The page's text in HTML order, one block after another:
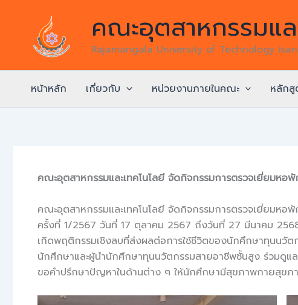
content
คณะอุตสาหกรรมแล
Rajamangala University of Technology
หน้าหลัก เกี่ยวกับ หน่วยงานภายในคณะ หลักสู
คณะอุตสาหกรรมและเทคโนโลยี จัดกิจกรรมการตรวจเยี่ยมห
คณะอุตสาหกรรมและเทคโนโลยี จัดกิจกรรมการตรวจเยี่ยมห
ครั้งที่ 1/2567 วันที่ 17 ตุลาคม 2567 ถึงวันที่ 27 มีนาคม
เกิดพฤติกรรมเชิงลบที่ส่งผลต่อการใช้ชีวิตของนักศึกษาทุนนวั
นักศึกษาและผู้นำนักศึกษาทุนนวัตกรรมสายอาชีพชั้นสูง ร่วมดูแ
ขอคำปรึกษาปัญหาในด้านต่าง ๆ ให้นักศึกษามีสุขภาพกายสุขภา